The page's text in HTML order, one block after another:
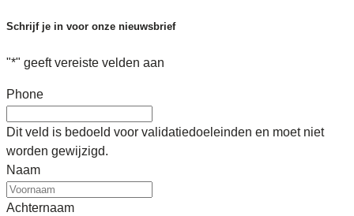
Schrijf je in voor onze nieuwsbrief
"*" geeft vereiste velden aan
Phone
Dit veld is bedoeld voor validatiedoeleinden en moet niet
worden gewijzigd.
Naam
Achternaam